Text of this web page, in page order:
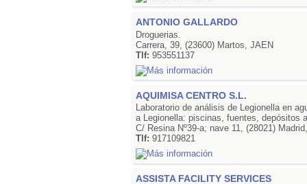
ANTONIO GALLARDO
Droguerias.
Carrera, 39, (23600) Martos, JAEN
Tlf:953551137
AQUIMISA CENTRO S.L.
Laboratorio de análisis de Legionella en
a Legionella: piscinas, fuentes, depósitos
C/ Resina Nº39-a; nave 11, (28021)
Tlf:917109821
ASSISTA FACILITY SERVICES